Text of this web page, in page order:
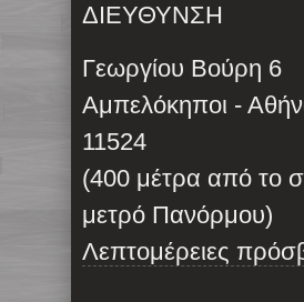
ΔΙΕΥΘΥΝΣΗ
Γεωργίου Βούρη 6
Αμπελόκηποι -
11524
(400 μέτρα από το
μετρό Πανόρμου)
Λεπτομέρειες